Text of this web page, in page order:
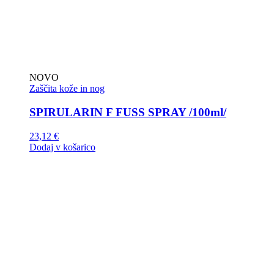
NOVO
Zaščita kože in nog
SPIRULARIN F FUSS SPRAY /100ml/
23,12 €
Dodaj v košarico